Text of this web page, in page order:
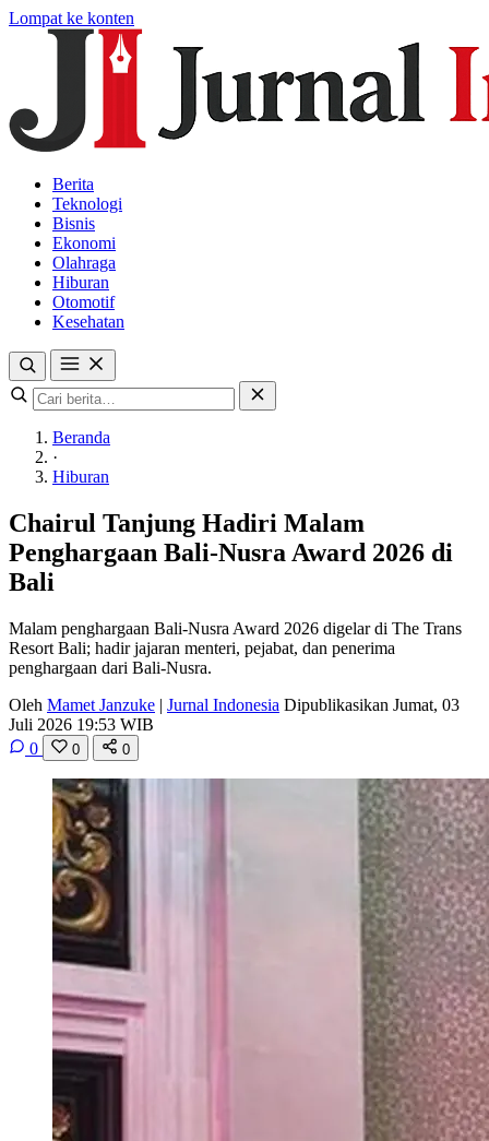
Lompat ke konten
Berita
Teknologi
Bisnis
Ekonomi
Olahraga
Hiburan
Otomotif
Kesehatan
Beranda
·
Hiburan
Chairul Tanjung Hadiri Malam
Penghargaan Bali-Nusra Award 2026 di
Bali
Malam penghargaan Bali-Nusra Award 2026 digelar di The Trans
Resort Bali; hadir jajaran menteri, pejabat, dan penerima
penghargaan dari Bali-Nusra.
Oleh Mamet Janzuke | Jurnal Indonesia Dipublikasikan Jumat, 03
Juli 2026 19:53 WIB
0
0 0